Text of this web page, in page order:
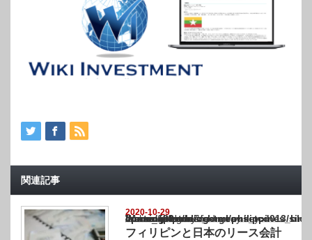
関連記事
2020-10-29
Warning
: Undefined array key "show_category" in
/home/netst/kuno-cpa.co.jp/public_html/philippines_blog/wp-content/themes/
on line183
フィリピンと日本のリース会計